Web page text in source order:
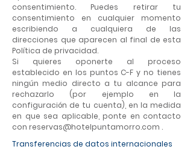
consentimiento. Puedes retirar tu
consentimiento en cualquier momento
escribiendo a cualquiera de las
direcciones que aparecen al final de esta
Política de privacidad.
Si quieres oponerte al proceso
establecido en los puntos C-F y no tienes
ningún medio directo a tu alcance para
rechazarlo (por ejemplo en la
configuración de tu cuenta), en la medida
en que sea aplicable, ponte en contacto
con reservas@hotelpuntamorro.com .
Transferencias de datos internacionales